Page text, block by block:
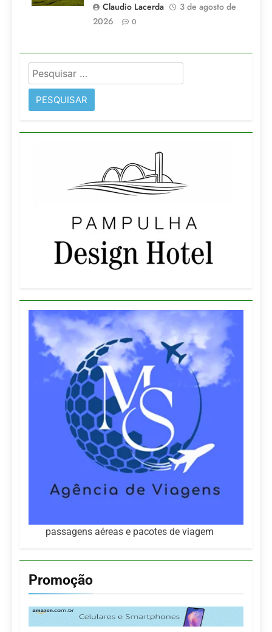
Claudio Lacerda
3 de agosto de
2026
0
Pesquisar
por:
passagens aéreas e pacotes de viagem
Promoção